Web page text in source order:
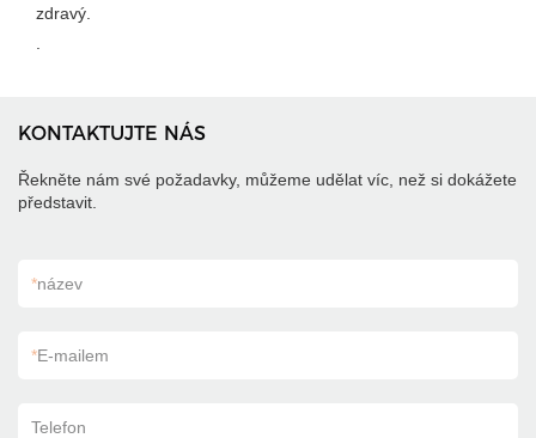
zdravý.
KONTAKTUJTE NÁS
Řekněte nám své požadavky, můžeme udělat víc, než si dokážete
představit.
*název
*E-mailem
Telefon